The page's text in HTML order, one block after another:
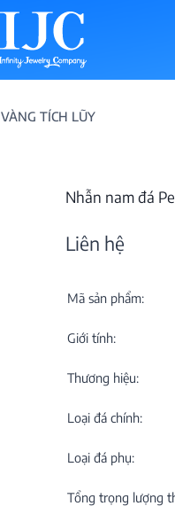
VÀNG TÍCH LŨY
Nhẫn nam đá
Liên hệ
Mã sản phẩm:
Giới tính:
Thương hiệu:
Loại đá chính:
Loại đá phụ:
Tổng trọng lượng